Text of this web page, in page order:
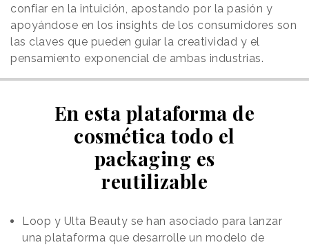
confiar en la intuición, apostando por la pasión y
apoyándose en los insights de los consumidores son
las claves que pueden guiar la creatividad y el
pensamiento exponencial de ambas industrias.
En esta plataforma de
cosmética todo el
packaging es
reutilizable
Loop y Ulta Beauty se han asociado para lanzar
una plataforma que desarrolle un modelo de